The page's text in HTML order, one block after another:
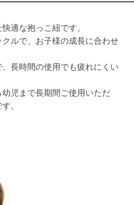
適な抱っこ紐です。
ルで、お子様の成長に合わせ
長時間の使用でも疲れにくい
児まで長期間ご使用いただ
。